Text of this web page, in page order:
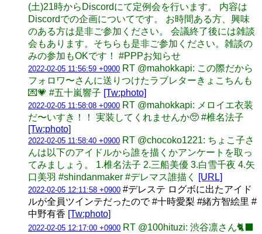
(土)21時からDiscordにて定例会を行います。 内容は
Discordでの企画についてです。 お時間ある方、興味
のある方は是非ご参加ください。 会議終了後には雑談
会もあります。そちらも是非ご参加ください。雑談の
みの参加もOKです！ #PPPお知らせ
2022-02-05 11:56:59 +0900 RT @mahokkapi: この際だから
フォロワ〜さんに送りつけたラブレターきょこちんも
💌💗 #五十嵐響子 [Tw:photo]
2022-02-05 11:58:08 +0900 RT @mahokkapi: メロイエ衣装
だ〜いすき！！ 実装してくれませんか🥺 #椎名法子
[Tw:photo]
2022-02-05 11:58:40 +0900 RT @chocoko1221: ちょこ子さ
んは以下のアイドルから誰を描くかアンケートを取っ
てみましょう。 1.椎名法子 2.三船美優 3.白雪千夜 4.矢
口美羽 #shindanmaker #デレマス誰描く
[URL]
2022-02-05 12:11:58 +0900 #デレステ ログボに出たアイド
ルが全員ツインテだったので #十時愛梨 #緒方智絵里 #
中野有香 [Tw:photo]
2022-02-05 12:17:00 +0900 RT @100hituzi: 渋谷凛さん🐈‍⬛